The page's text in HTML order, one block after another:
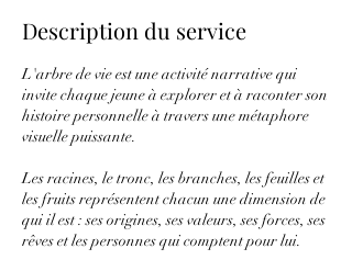
Description du service
L'arbre de vie est une activité narrative qui
invite chaque jeune à explorer et à raconter son
histoire personnelle à travers une métaphore
visuelle puissante.
Les racines, le tronc, les branches, les feuilles et
les fruits représentent chacun une dimension de
qui il est : ses origines, ses valeurs, ses forces, ses
rêves et les personnes qui comptent pour lui.